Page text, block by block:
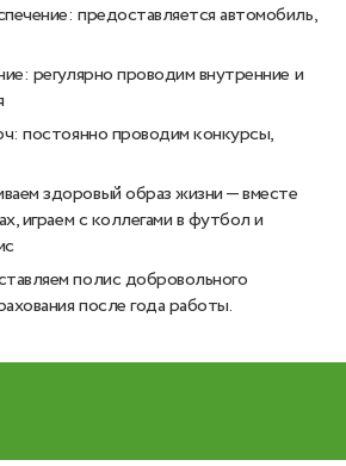
предоставляется автомобиль,
регулярно проводим внутренние и
постоянно проводим конкурсы,
здоровый образ жизни — вместе
играем с коллегами в футбол и
полис добровольного
после года работы.